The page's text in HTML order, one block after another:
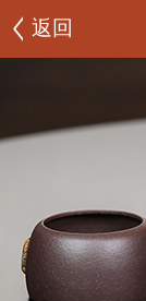
返回